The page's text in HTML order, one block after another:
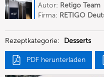
Autor: Retigo Team
Deutschland
Firma: RETIGO
Rezeptkategorie:
Desserts
PDF herunterladen